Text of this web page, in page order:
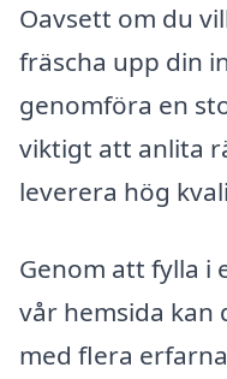
Oavsett om du
fräscha upp din
genomföra en
viktigt att anlita
leverera hög
Genom att fylla i
vår hemsida
med flera